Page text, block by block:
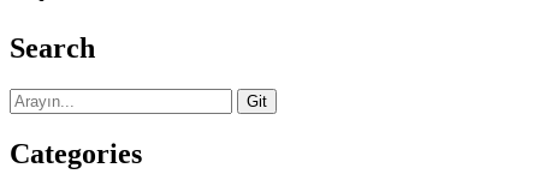
Yan
Search
Ara
Categories